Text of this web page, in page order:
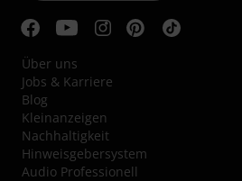
Über uns
Jobs & Karriere
Blog
Kleinanzeigen
Nachhaltigkeit
Hinweisgebersystem
Audio Professionell